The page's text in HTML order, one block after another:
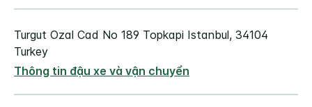
Turgut Ozal Cad No 189 Topkapi Istanbul, 34104
Turkey
Thông tin đậu xe và vận chuyển